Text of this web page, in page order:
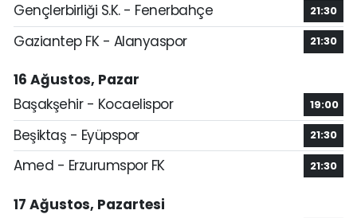
Gençlerbirliği S.K. - Fenerbahçe 21:30
Gaziantep FK - Alanyaspor 21:30
16 Ağustos, Pazar
Başakşehir - Kocaelispor
19:00
Beşiktaş - Eyüpspor 21:30
Amed - Erzurumspor FK 21:30
17 Ağustos, Pazartesi